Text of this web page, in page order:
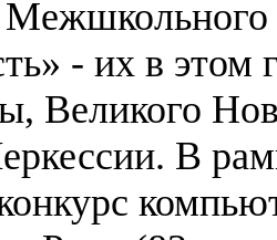
- их в этом
Великого
В